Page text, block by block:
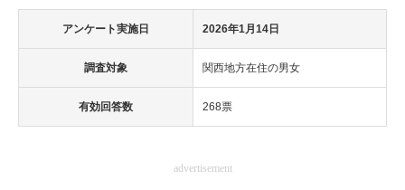
アンケート実施日 2026年1月14日
調査対象 関西地方在住の男女
有効回答数 268票
advertisement